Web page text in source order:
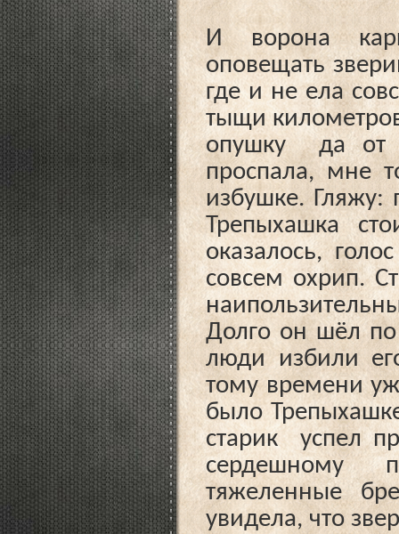
И ворона
оповещать
где и не ела
тыщи
опушку да от
проспала, мне
избушке. Гляжу:
Трепыхашка
оказалось,
совсем охрип.
Долго он шёл по
люди избили
тому времени
было
старик успел
сердешному
тяжеленные
увидела, что